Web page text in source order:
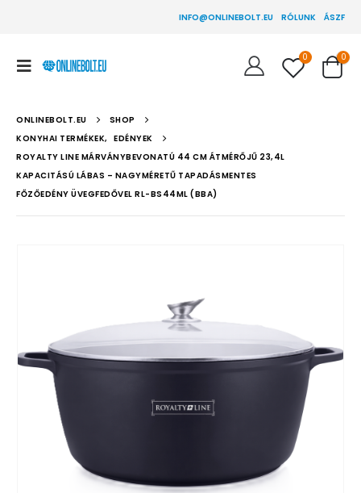
INFO@ONLINEBOLT.EU RÓLUNK ÁSZF
0 0
ONLINEBOLT.EU
SHOP
KONYHAI TERMÉKEK, EDÉNYEK
ROYALTY LINE MÁRVÁNYBEVONATÚ 44 CM ÁTMÉRŐJŰ 23,4L
KAPACITÁSÚ LÁBAS – NAGYMÉRETŰ TAPADÁSMENTES
FŐZŐEDÉNY ÜVEGFEDŐVEL RL-BS44ML (BBA)